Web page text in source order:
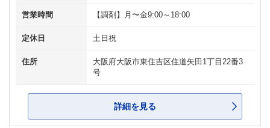
営業時間 【調剤】月〜金9:00～18:00
定休日 土日祝
住所
大阪府大阪市東住吉区住道矢田1丁目22番3
号
詳細を見る